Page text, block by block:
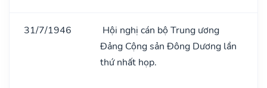
31/7/1946
Hội nghị cán bộ Trung ương
Đảng Cộng sản Đông Dương lần
thứ nhất họp.